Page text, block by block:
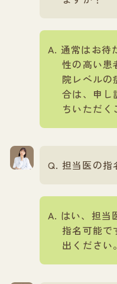
通常はお待
性の高い患
院レベルの
合は、申し
ちいただく
担当医の指
はい、担当
指名可能で
出ください。